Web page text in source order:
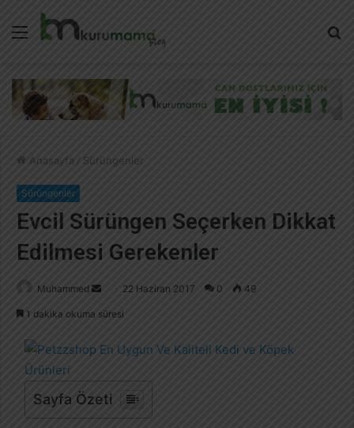
Menü
Anasayfa / Sürüngenler
Sürüngenler
Evcil Sürüngen Seçerken Dikkat
Edilmesi Gerekenler
Muhammed
e
p
o
s
22 Haziran 2017 0 49
1 dakika okuma süresi
Sayfa Özeti